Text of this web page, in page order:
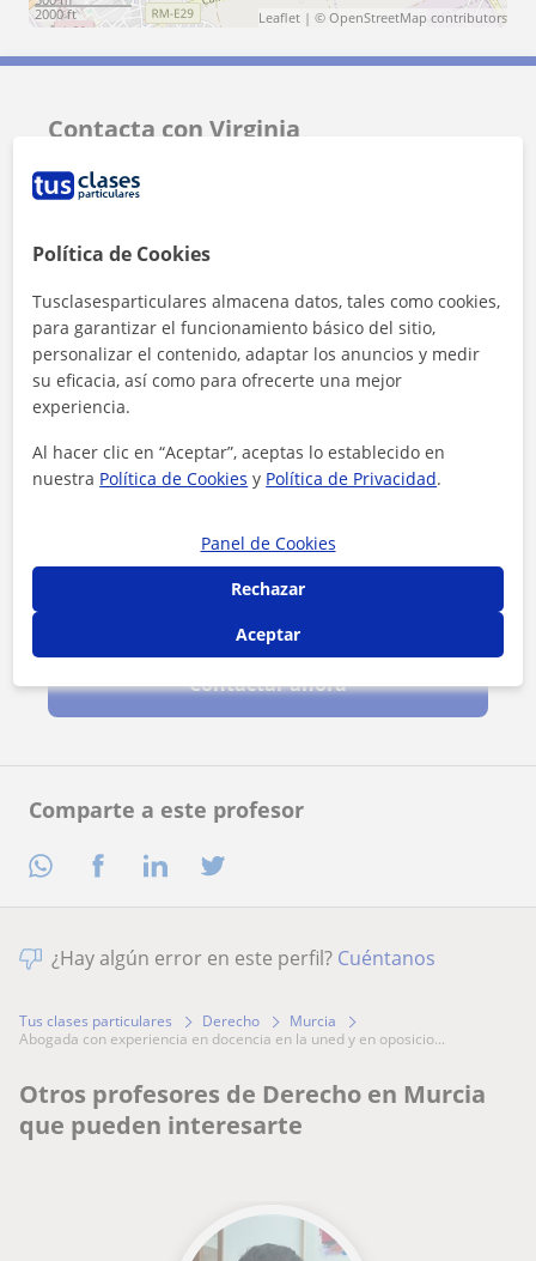
Comparte a este profesor
2000 ft
Leaflet | © OpenStreetMap contributors
Contacta con Virginia
Tarifa
Contactar ahora
¿Hay algún error en este perfil? Cuéntanos
Tus clases particulares Derecho
Murcia
abogada con experiencia en docencia en la uned y en oposicio...
Otros profesores de Derecho en Murcia
que pueden interesarte
Política de Cookies
Tusclasesparticulares almacena datos, tales como cookies,
para garantizar el funcionamiento básico del sitio,
personalizar el contenido, adaptar los anuncios y medir
su eficacia, así como para ofrecerte una mejor
experiencia.
Al hacer clic en “Aceptar”, aceptas lo establecido en
nuestra Política de Cookies y Política de Privacidad.
Panel de Cookies
Rechazar
Aceptar